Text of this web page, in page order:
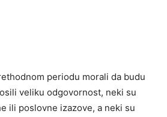
periodu morali da budu
veliku odgovornost, neki su
ili poslovne izazove, a neki su